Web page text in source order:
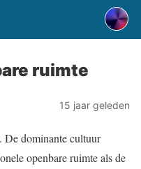
ruimte
15 jaar geleden
De dominante cultuur
openbare ruimte als de